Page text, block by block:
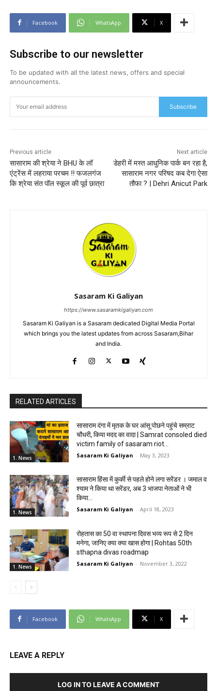
Facebook WhatsApp X
Subscribe to our newsletter
To be updated with all the latest news, offers and special
announcements.
Subscribe
Previous article
सासाराम की श्रेया ने BHU के लॉ
एंट्रेंस में लहराया परचम !! फजलगंज
कि श्रेया संत पॉल स्कूल की पूर्व छात्रा
Next article
डेहरी में मस्त आधुनिक पार्क बन रहा है,
सासाराम नगर परिषद कब देगा ऐसा
तौफा ? | Dehri Anicut Park
Sasaram Ki Galiyan
https://www.sasaramkigaliyan.com
Sasaram Ki Galiyan is a Sasaram dedicated Digital Media Portal
which brings you the latest updates from across Sasaram,Bihar
and India.
RELATED ARTICLES
1. News
सासाराम दंगा में मृतक के घर आंसू पोछने पहुंचे सम्राट
चौधरी, किया मदद का वादा | Samrat consoled died
victim family of sasaram riot...
Sasaram Ki Galiyan - May 3, 2023
1. News
सासाराम हिंसा में कुर्की से पहले होने लगा सरेंडर । जमाल व
श्याम ने किया था सरेंडर, अब 3 भाजपा नेताओं ने भी
किया...
Sasaram Ki Galiyan - April 18, 2023
1. News
रोहतास का 50 वा स्थापना दिवस भव्य रूप से 2 दिन
मनेगा, जानिए क्या क्या खास होगा | Rohtas 50th
sthapna divas roadmap
Sasaram Ki Galiyan - November 3, 2022
Facebook WhatsApp X
LEAVE A REPLY
LOG IN TO LEAVE A COMMENT